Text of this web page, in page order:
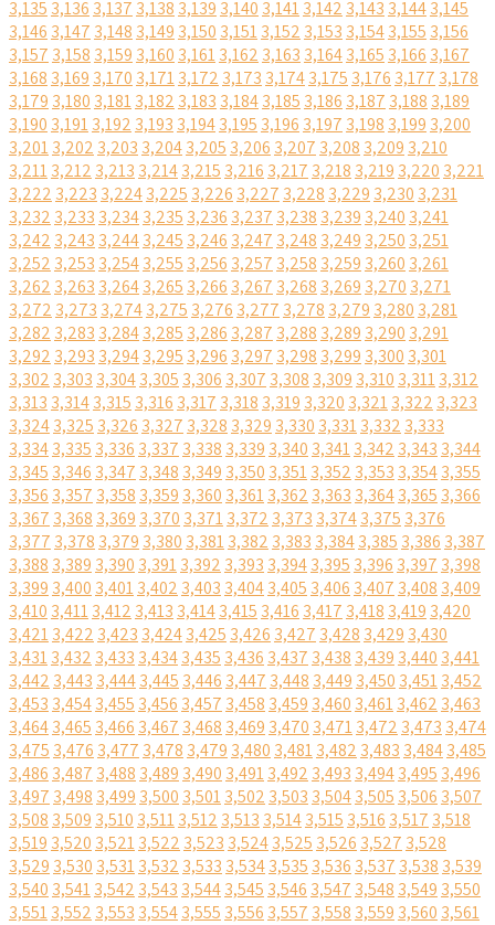
3,135 3,136 3,137 3,138 3,139 3,140 3,1413,142 3,143 3,1443,145
3,146 3,147 3,148 3,149 3,150 3,1513,152 3,153 3,1543,155 3,156
3,157 3,158 3,159 3,160 3,1613,162 3,163 3,1643,165 3,166 3,167
3,168 3,169 3,170 3,1713,172 3,173 3,1743,175 3,176 3,177 3,178
3,179 3,180 3,1813,182 3,183 3,1843,185 3,186 3,187 3,188 3,189
3,190 3,1913,192 3,193 3,1943,195 3,196 3,197 3,198 3,199 3,200
3,2013,202 3,203 3,2043,205 3,206 3,207 3,208 3,209 3,210
3,2113,212 3,213 3,2143,215 3,216 3,217 3,218 3,219 3,220 3,221
3,222 3,223 3,2243,225 3,226 3,227 3,228 3,229 3,230 3,231
3,232 3,233 3,2343,235 3,236 3,237 3,238 3,239 3,240 3,241
3,242 3,243 3,2443,245 3,246 3,247 3,248 3,249 3,250 3,251
3,252 3,253 3,2543,255 3,256 3,257 3,258 3,259 3,260 3,261
3,262 3,263 3,2643,265 3,266 3,267 3,268 3,269 3,270 3,271
3,272 3,273 3,2743,275 3,276 3,277 3,278 3,279 3,280 3,281
3,282 3,283 3,2843,285 3,286 3,287 3,288 3,289 3,290 3,291
3,292 3,293 3,2943,295 3,296 3,297 3,298 3,299 3,300 3,301
3,302 3,303 3,3043,305 3,306 3,307 3,308 3,309 3,310 3,3113,312
3,313 3,3143,315 3,316 3,317 3,318 3,319 3,320 3,3213,322 3,323
3,3243,325 3,326 3,327 3,328 3,329 3,330 3,3313,332 3,333
3,3343,335 3,336 3,337 3,338 3,339 3,340 3,3413,342 3,343 3,344
3,345 3,346 3,347 3,348 3,349 3,350 3,3513,352 3,353 3,3543,355
3,356 3,357 3,358 3,359 3,360 3,3613,362 3,363 3,3643,365 3,366
3,367 3,368 3,369 3,370 3,3713,372 3,373 3,3743,375 3,376
3,377 3,378 3,379 3,380 3,3813,382 3,383 3,3843,385 3,386 3,387
3,388 3,389 3,390 3,3913,392 3,393 3,3943,395 3,396 3,397 3,398
3,399 3,400 3,4013,402 3,403 3,4043,405 3,406 3,407 3,408 3,409
3,410 3,4113,412 3,413 3,4143,415 3,416 3,417 3,418 3,419 3,420
3,4213,422 3,423 3,4243,425 3,426 3,427 3,428 3,429 3,430
3,4313,432 3,433 3,4343,435 3,436 3,437 3,438 3,439 3,440 3,441
3,442 3,443 3,4443,445 3,446 3,447 3,448 3,449 3,450 3,4513,452
3,453 3,4543,455 3,456 3,457 3,458 3,459 3,460 3,4613,462 3,463
3,4643,465 3,466 3,467 3,468 3,469 3,470 3,4713,472 3,473 3,474
3,475 3,476 3,477 3,478 3,479 3,480 3,4813,482 3,483 3,4843,485
3,486 3,487 3,488 3,489 3,490 3,4913,492 3,493 3,4943,495 3,496
3,497 3,498 3,499 3,500 3,5013,502 3,503 3,5043,505 3,506 3,507
3,508 3,509 3,510 3,5113,512 3,513 3,5143,515 3,516 3,517 3,518
3,519 3,520 3,5213,522 3,523 3,5243,525 3,526 3,527 3,528
3,529 3,530 3,5313,532 3,533 3,5343,535 3,536 3,537 3,538 3,539
3,540 3,5413,542 3,543 3,5443,545 3,546 3,547 3,548 3,549 3,550
3,5513,552 3,553 3,5543,555 3,556 3,557 3,558 3,559 3,560 3,561